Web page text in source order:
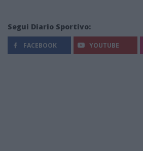
Segui Diario Sportivo:
FACEBOOK YOUTUBE